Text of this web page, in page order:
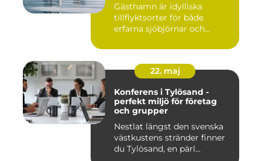
Gästhamn är idylliska
tillflyktsorter för både
erfarna sjöbjörnar och...
22. maj
Konferens i Tylösand -
perfekt miljö för företag
och grupper
Nestlat längst den svenska
västkustens stränder finner
du Tylösand, en pärl...